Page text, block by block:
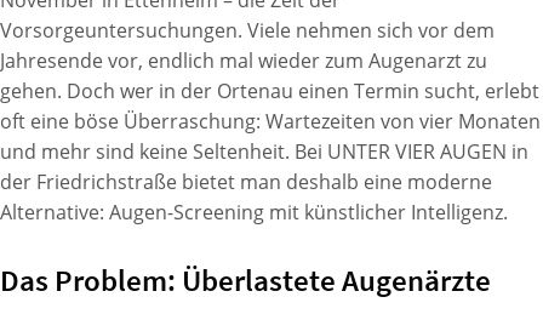
Vorsorgeuntersuchungen. Viele nehmen sich vor dem
Jahresende vor, endlich mal wieder zum Augenarzt zu
gehen. Doch wer in der Ortenau einen Termin sucht, erlebt
oft eine böse Überraschung: Wartezeiten von vier Monaten
und mehr sind keine Seltenheit. Bei UNTER VIER AUGEN in
der Friedrichstraße bietet man deshalb eine moderne
Alternative: Augen-Screening mit künstlicher Intelligenz.
Das Problem: Überlastete Augenärzte